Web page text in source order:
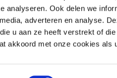
analyseren. Ook delen we
adverteren en analyse.
u aan ze heeft verstrekt of
akkoord met onze cookies als